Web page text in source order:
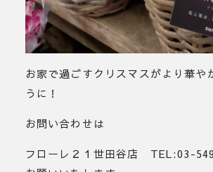
お家で過ごすクリスマスがより華や
うに！
お問い合わせは
フローレ２１世田谷店 TEL:03-